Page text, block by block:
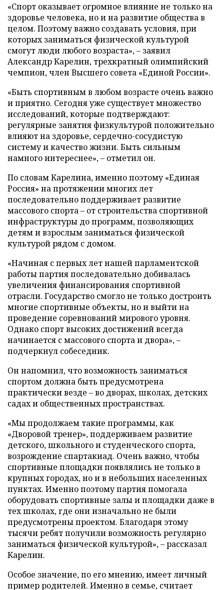
«Спорт оказывает огромное влияние не только на
здоровье человека, но и на развитие общества в
целом. Поэтому важно создавать условия, при
которых заниматься физической культурой
смогут люди любого возраста», – заявил
Александр Карелин, трехкратный олимпийский
чемпион, член Высшего совета «Единой России».
«Быть спортивным в любом возрасте очень важно
и приятно. Сегодня уже существует множество
исследований, которые подтверждают:
регулярные занятия физкультурой положительно
влияют на здоровье, сердечно-сосудистую
систему и качество жизни. Быть сильным
намного интереснее», – отметил он.
По словам Карелина, именно поэтому «Единая
Россия» на протяжении многих лет
последовательно поддерживает развитие
массового спорта – от строительства спортивной
инфраструктуры до программ, позволяющих
детям и взрослым заниматься физической
культурой рядом с домом.
«Начиная с первых лет нашей парламентской
работы партия последовательно добивалась
увеличения финансирования спортивной
отрасли. Государство смогло не только достроить
многие спортивные объекты, но и выйти на
проведение соревнований мирового уровня.
Однако спорт высоких достижений всегда
начинается с массового спорта и двора», –
подчеркнул собеседник.
Он напомнил, что возможность заниматься
спортом должна быть предусмотрена
практически везде – во дворах, школах, детских
садах и общественных пространствах.
«Мы продолжаем такие программы, как
«Дворовой тренер», поддерживаем развитие
детского, школьного и студенческого спорта,
возрождение спартакиад. Очень важно, чтобы
спортивные площадки появлялись не только в
крупных городах, но и в небольших населенных
пунктах. Именно поэтому партия помогала
оборудовать спортивные залы и площадки даже в
тех школах, где они изначально не были
предусмотрены проектом. Благодаря этому
тысячи ребят получили возможность регулярно
заниматься физической культурой», – рассказал
Карелин.
Особое значение, по его мнению, имеет личный
пример родителей. Именно в семье, считает